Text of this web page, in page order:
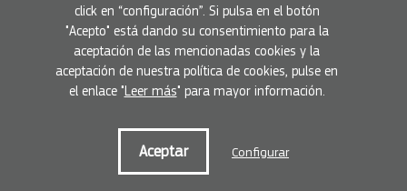
He leído y acepto la Política de privacidad Suscríbete
click en “configuración”. Si pulsa en el botón
"Acepto" está dando su consentimiento para la
aceptación de las mencionadas cookies y la
aceptación de nuestra política de cookies, pulse en
el enlace "Leer más" para mayor información.
Aceptar Configurar